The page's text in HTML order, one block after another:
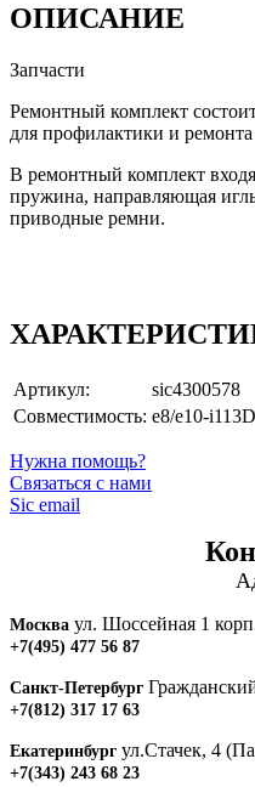
ОПИСАНИЕ
Запчасти
Ремонтный комплект
для профилактики и ремонта
В ремонтный комплект
пружина, направляющая
приводные ремни.
Артикул:
sic4300578
Совместимость: e8/e10-i113D
Нужна помощь?
Связаться с нами
Sic email
Москва ул. Шоссейная 1
+7(495) 477 56 87
Санкт-Петербург
+7(812) 317 17 63
Екатеринбург ул.Стачек, 4
+7(343) 243 68 23